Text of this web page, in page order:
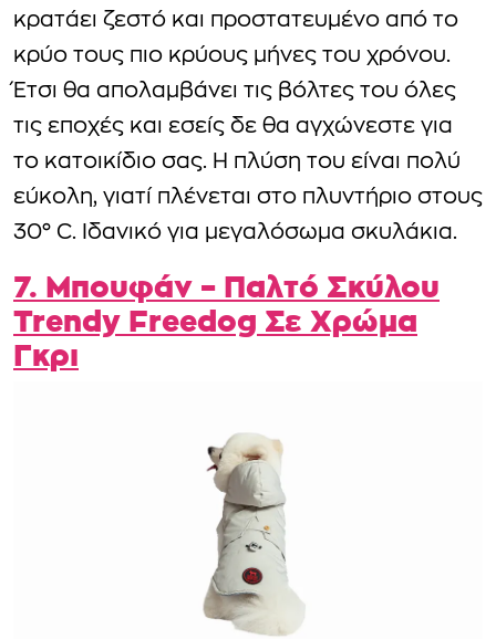
κρατάει ζεστό και προστατευμένο από το
κρύο τους πιο κρύους μήνες του χρόνου.
Έτσι θα απολαμβάνει τις βόλτες του όλες
τις εποχές και εσείς δε θα αγχώνεστε για
το κατοικίδιο σας. Η πλύση του είναι πολύ
εύκολη, γιατί πλένεται στο πλυντήριο στους
30° C. Ιδανικό για μεγαλόσωμα σκυλάκια.
7. Μπουφάν – Παλτό Σκύλου
Trendy Freedog Σε Χρώμα
Γκρι